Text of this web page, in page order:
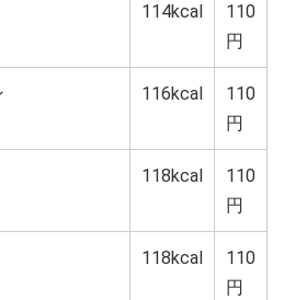
114kcal
110
円
116kcal
110
円
118kcal
110
円
118kcal
110
円